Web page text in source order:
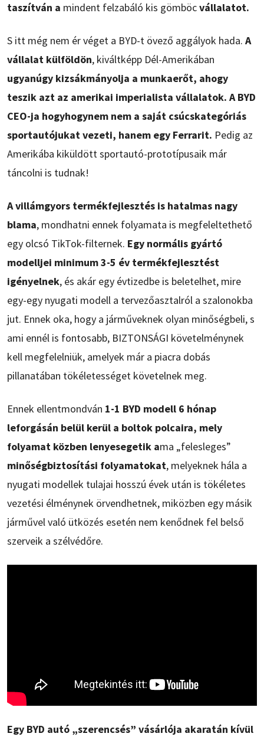
taszítván a mindent felzabáló kis gömböcvállalatot.
S itt még nem ér véget a BYD-t övező aggályok hada. A
vállalat külföldön, kiváltképp Dél-Amerikában
ugyanúgy kizsákmányolja a munkaerőt, ahogy
teszik azt az amerikai imperialista vállalatok. A BYD
CEO-ja hogyhogynem nem a saját csúcskategóriás
sportautójukat vezeti, hanem egy Ferrarit. Pedig az
Amerikába kiküldött sportautó-prototípusaik már
táncolni is tudnak!
A villámgyors termékfejlesztés is hatalmas nagy
blama, mondhatni ennek folyamata is megfeleltethető
egy olcsó TikTok-filternek. Egy normális gyártó
modelljei minimum 3-5 év termékfejlesztést
igényelnek, és akár egy évtizedbe is beletelhet, mire
egy-egy nyugati modell a tervezőasztalról a szalonokba
jut. Ennek oka, hogy a járműveknek olyan minőségbeli, s
ami ennél is fontosabb, BIZTONSÁGI követelménynek
kell megfelelniük, amelyek már a piacra dobás
pillanatában tökéletességet követelnek meg.
Ennek ellentmondván 1-1 BYD modell 6 hónap
leforgásán belül kerül a boltok polcaira, mely
folyamat közben lenyesegetik ama „felesleges”
minőségbiztosítási folyamatokat, melyeknek hála a
nyugati modellek tulajai hosszú évek után is tökéletes
vezetési élménynek örvendhetnek, miközben egy másik
járművel való ütközés esetén nem kenődnek fel belső
szerveik a szélvédőre.
Egy BYD autó „szerencsés” vásárlója akaratán kívül